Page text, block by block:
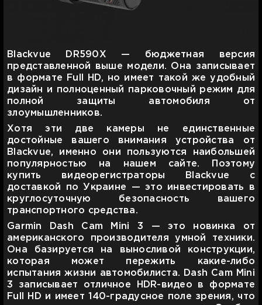
Blackvue DR590X — бюджетная версия
представленной выше модели. Она записывает
в формате Full HD, но имеет такой же удобный
дизайн и полноценный парковочный режим для
полной защиты автомобиля от
злоумышленников.
Хотя эти две камеры не единственные
достойные вашего внимания устройства от
Blackvue, именно они пользуются наибольшей
популярностью на нашем сайте. Поэтому
купить видеорегистраторы Blackvue с
доставкой по Украине — это инвестировать в
круглосуточную безопасность вашего
транспортного средства.
Garmin Dash Cam Mini 3 — это новинка от
американского производителя умной техники.
Она базируется на выносливой конструкции,
которая может пережить какие-либо
испытания жизни автомобилиста. Dash Cam Mini
3 записывает отличное HDR-видео в формате
Full HD и имеет 140-градусное поле зрения, что